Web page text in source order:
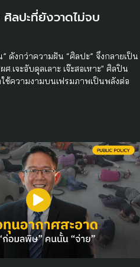
ลปะที่ยังวาดไม่จบ
ดังกว่าความฝัน “ศิลปะ” จึงกลายเป็น
ศ.เจะอับดุลเลาะ เจ๊ะสอเหาะ" ศิลปิน
ช้ความงามบนเฟรมภาพเป็นพลังต่อ